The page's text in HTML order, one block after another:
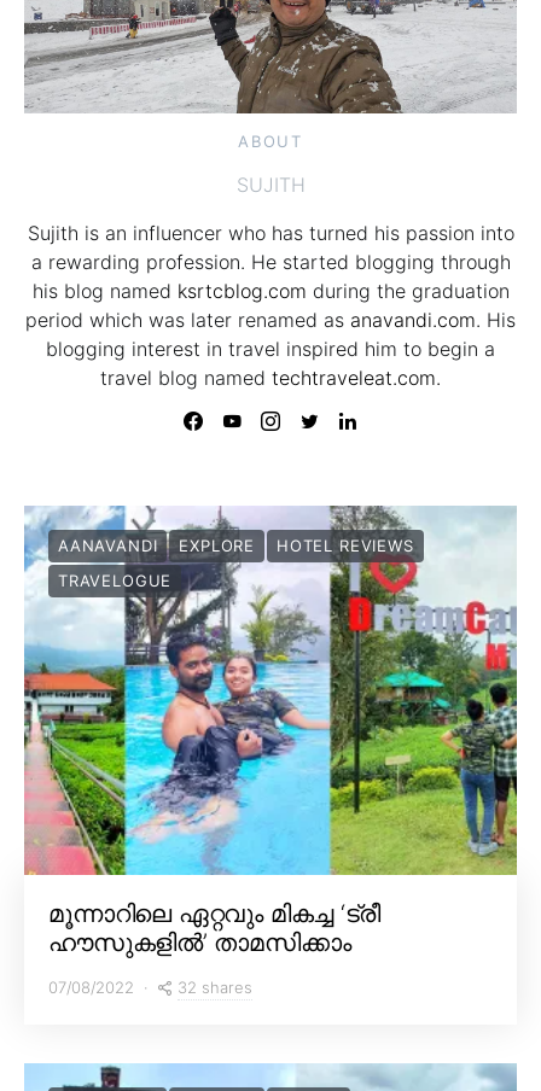
ABOUT
SUJITH
Sujith is an influencer who has turned his passion into
a rewarding profession. He started blogging through
his blog named ksrtcblog.com during the graduation
period which was later renamed as anavandi.com. His
blogging interest in travel inspired him to begin a
travel blog named techtraveleat.com.
AANAVANDI EXPLORE
HOTEL REVIEWS
TRAVELOGUE
മൂന്നാറിലെ ഏറ്റവും മികച്ച ‘ട്രീ
ഹൗസുകളിൽ’ താമസിക്കാം
07/08/2022 32 shares